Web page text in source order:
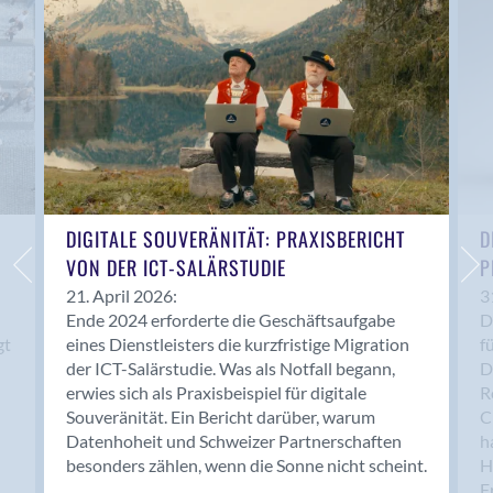
Anwil
Appenzell
Au SG
Baar
Baden
Balsthal
Balzers
Basel
Bassersdorf
Belp
Bendern
Benken (SG)
Bergdietikon
Berlin
Bern
Bern - Liebefeld
DIGITALE SOUVERÄNITÄT: PRAXISBERICHT
VON DER ICT-SALÄRSTUDIE
21. April 2026:
Ende 2024 erforderte die Geschäftsaufgabe
eines Dienstleisters die kurzfristige Migration
der ICT-Salärstudie. Was als Notfall begann,
erwies sich als Praxisbeispiel für digitale
Souveränität. Ein Bericht darüber, warum
Datenhoheit und Schweizer Partnerschaften
besonders zählen, wenn die Sonne nicht scheint.